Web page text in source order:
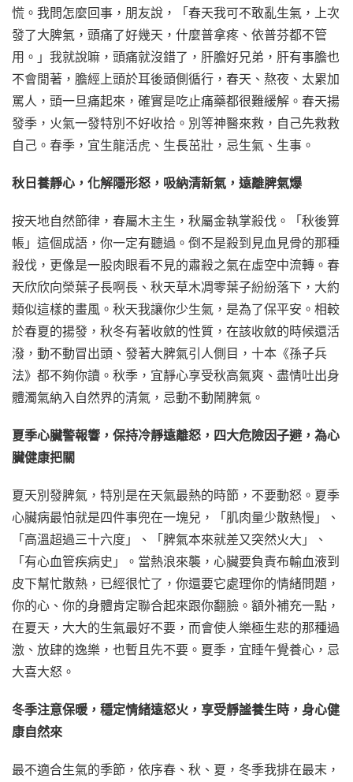
慌。我問怎麼回事，朋友說，「春天我可不敢亂生氣，上次
發了大脾氣，頭痛了好幾天，什麼普拿疼、依普芬都不管
用。」我就說嘛，頭痛就沒錯了，肝膽好兄弟，肝有事膽也
不會閒著，膽經上頭於耳後頭側循行，春天、熬夜、太累加
罵人，頭一旦痛起來，確實是吃止痛藥都很難緩解。春天揚
發季，火氣一發特別不好收拾。別等神醫來救，自己先救救
自己。春季，宜生龍活虎、生長茁壯，忌生氣、生事。
秋日養靜心，化解隱形怒，吸納清新氣，遠離脾氣爆
按天地自然節律，春屬木主生，秋屬金執掌殺伐。「秋後算
帳」這個成語，你一定有聽過。倒不是殺到見血見骨的那種
殺伐，更像是一股肉眼看不見的肅殺之氣在虛空中流轉。春
天欣欣向榮葉子長啊長、秋天草木凋零葉子紛紛落下，大約
類似這樣的畫風。秋天我讓你少生氣，是為了保平安。相較
於春夏的揚發，秋冬有著收斂的性質，在該收斂的時候還活
潑，動不動冒出頭、發著大脾氣引人側目，十本《孫子兵
法》都不夠你讀。秋季，宜靜心享受秋高氣爽、盡情吐出身
體濁氣納入自然界的清氣，忌動不動鬧脾氣。
夏季心臟警報響，保持冷靜遠離怒，四大危險因子避，為心
臟健康把關
夏天別發脾氣，特別是在天氣最熱的時節，不要動怒。夏季
心臟病最怕就是四件事兜在一塊兒，「肌肉量少散熱慢」、
「高溫超過三十六度」、「脾氣本來就差又突然火大」、
「有心血管疾病史」。當熱浪來襲，心臟要負責布輸血液到
皮下幫忙散熱，已經很忙了，你還要它處理你的情緒問題，
你的心、你的身體肯定聯合起來跟你翻臉。額外補充一點，
在夏天，大大的生氣最好不要，而會使人樂極生悲的那種過
激、放肆的逸樂，也暫且先不要。夏季，宜睡午覺養心，忌
大喜大怒。
冬季注意保暖，穩定情緒遠怒火，享受靜謐養生時，身心健
康自然來
最不適合生氣的季節，依序春、秋、夏，冬季我排在最末，